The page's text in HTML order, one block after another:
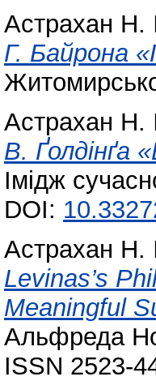
Астрахан Н.
Г. Байрона
Астрахан Н.
В. Ґолдінґа
Імідж
DOI:
Астрахан Н.
Levinas’s
Meaningful
Альфреда
ISSN 2523-